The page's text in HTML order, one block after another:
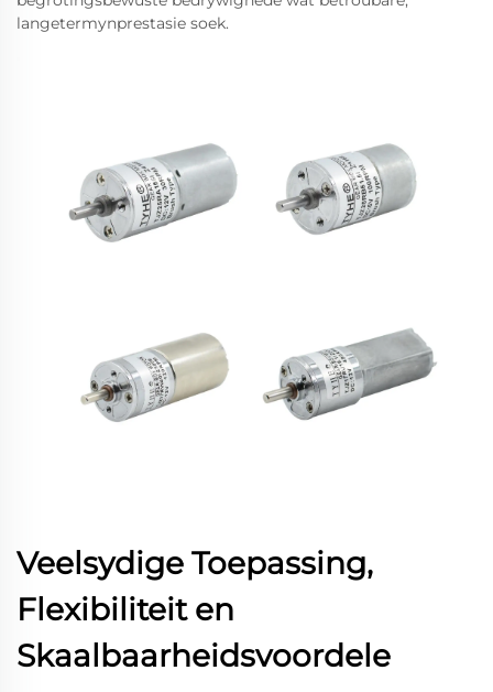
langetermynprestasie soek.
Veelsydige Toepassing,
Flexibiliteit en
Skaalbaarheidsvoordele